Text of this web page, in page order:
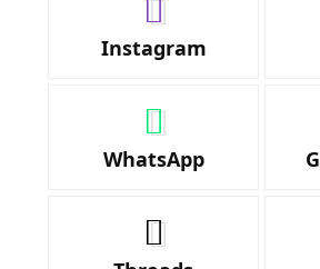
Instagram
WhatsApp